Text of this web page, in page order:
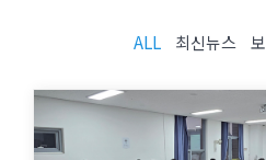
ALL 최신뉴스